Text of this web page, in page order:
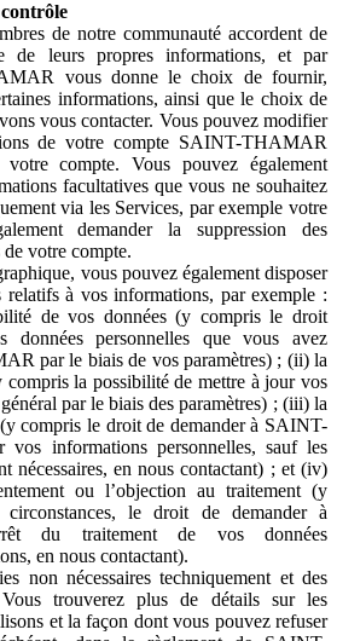
de notre communauté accordent de
de leurs propres informations, et par
vous donne le choix de fournir,
informations, ainsi que le choix de
vous contacter. Vous pouvez modifier
de votre compte SAINT-THAMAR
compte. Vous pouvez également
facultatives que vous ne souhaitez
via les Services, par exemple votre
demander la suppression des
votre compte.
vous pouvez également disposer
relatifs à vos informations, par exemple :
de vos données (y compris le droit
données personnelles que vous avez
par le biais de vos paramètres) ; (ii) la
compris la possibilité de mettre à jour vos
par le biais des paramètres) ; (iii) la
compris le droit de demander à SAINT-
informations personnelles, sauf les
nécessaires, en nous contactant) ; et (iv)
ou l’objection au traitement (y
circonstances, le droit de demander à
du traitement de vos données
en nous contactant).
non nécessaires techniquement et des
Vous trouverez plus de détails sur les
et la façon dont vous pouvez refuser